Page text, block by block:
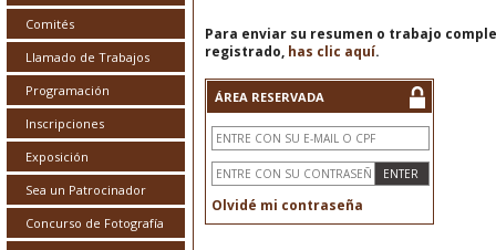
Comités
Llamado de Trabajos
Programación
Inscripciones
Exposición
Sea un Patrocinador
Concurso de Fotografía
Para enviar su resumen o trabajo
registrado, has clic aquí.
ÁREA RESERVADA
Olvidé mi contraseña